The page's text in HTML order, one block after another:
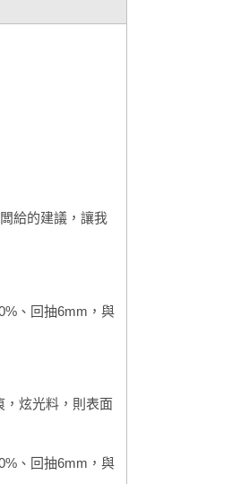
給的建議，讓我
、回抽6mm，與
，炫光料，則表面
、回抽6mm，與